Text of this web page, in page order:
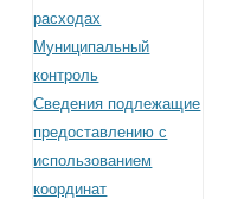
расходах
Муниципальный
контроль
Сведения подлежащие
предоставлению с
использованием
координат